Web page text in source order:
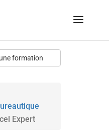
formation
Expert